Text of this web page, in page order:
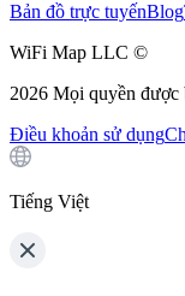
Bản đồ trực tuyếnBlog
WiFi Map LLC ©
2026 Mọi quyền được
Điều khoản sử dụng
Tiếng Việt